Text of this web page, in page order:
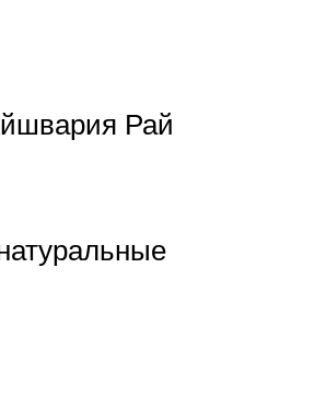
Рай